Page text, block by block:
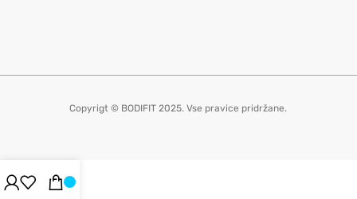
Copyrigt © BODIFIT 2025. Vse pravice pridržane.